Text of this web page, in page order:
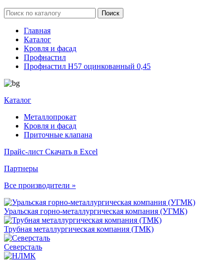
Главная
Каталог
Кровля и фасад
Профнастил
Профнастил Н57 оцинкованный 0,45
Каталог
Металлопрокат
Кровля и фасад
Приточные клапана
Прайс-лист Скачать в Excel
Партнеры
Все производители »
Уральская горно-металлургическая компания (УГМК)
Трубная металлургическая компания (ТМК)
Северсталь